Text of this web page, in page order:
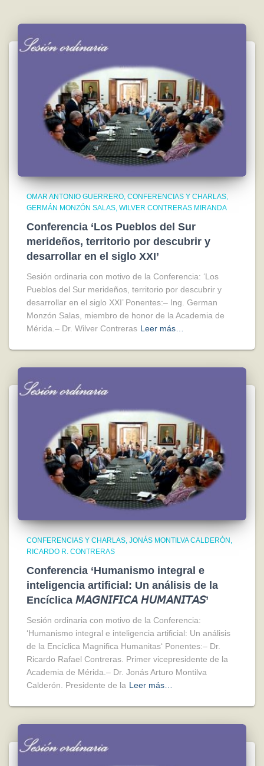
OMAR ANTONIO GUERRERO CONFERENCIAS Y CHARLAS
GERMÁN MONZÓN SALAS WILVER CONTRERAS MIRANDA
Conferencia ‘Los Pueblos del Sur
merideños, territorio por descubrir y
desarrollar en el siglo XXI’
Sesión ordinaria con motivo de la Conferencia: ‘Los
Pueblos del Sur merideños, territorio por descubrir y
desarrollar en el siglo XXI’ Ponentes:– Ing. German
Monzón Salas, miembro de honor de la Academia de
Mérida.– Dr. Wilver Contreras Leer más…
CONFERENCIAS Y CHARLAS JONÁS MONTILVA CALDERÓN
RICARDO R. CONTRERAS
Conferencia ‘Humanismo integral e
inteligencia artificial: Un análisis de la
Encíclica 𝘔𝘈𝘎𝘕𝘐𝘍𝘐𝘊𝘈 𝘏𝘜𝘔𝘈𝘕𝘐𝘛𝘈𝘚’
Sesión ordinaria con motivo de la Conferencia:
‘Humanismo integral e inteligencia artificial: Un análisis
de la Encíclica Magnifica Humanitas‘ Ponentes:– Dr.
Ricardo Rafael Contreras. Primer vicepresidente de la
Academia de Mérida.– Dr. Jonás Arturo Montilva
Calderón. Presidente de la Leer más…